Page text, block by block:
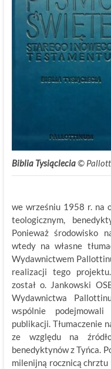
Biblia Tysiąclecia©.
we wrześniu 1958 r. na
teologicznym,
Ponieważ środowisko
wtedy na własne
Wydawnictwem
realizacji tego
został o. Jankowski
Wydawnictwa
wspólnie
publikacji. Tłumaczenie
ze względu na
benedyktynów z Tyńca.
milenijną rocznicą